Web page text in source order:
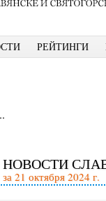
РЕЙТИНГИ
НОВОСТИ
за 21 октября 2024 г.